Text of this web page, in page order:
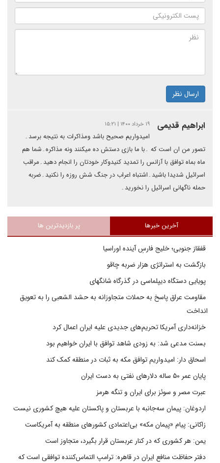
ارسال نظر
ابراهیم قدیمی ۱۹ خرداد ۱۴۰۰ | ۱۵:۲۱
امیدواریم صحیح باشد ومذاکرات به نتیجه برسد۔
تصور من ان است که ۔با ما بازی دستش ده میکنند ونه مذاکره۔شما هم
ماه بماه توافق با آزانس را تمدید کنیدوکار خودتان را انجام دهید۔مراقب
اسرائیل شدیدا باشید۔اشتباه اعراب در جنگ شش روزه را نکنید۔ضربه
حمله ناگهانی اسرائیل را نخورید۔
آخرین خبرها پر بازدیدترین ها
قفقاز جنوبی؛ خلیج فارسِ آینده اوراسیا
بازگشت به استراتژی هزار ضربه چاقو
پویایی دستگاه دیپلماسی در گذرگاه شانگهای
مقاومت عراق پاسخ به حملات متجاوزانه به حشد الشعبی را به تعویق
انداخت
خزانه‌داری آمریکا تحریم‌های جدیدی علیه ایران اعمال کرد
بسنت مدعی شد: به زودی شاهد توافق با ایران خواهیم بود
اسحاق دار: امیدواریم توافق مکه به ثبات در منطقه کمک کند
پایان عمر ۵۰ ساله دلارهای نفتی به دست ایران
عبرت مصر و سوئز برای ایران و تنگه هرمز
اردوغان: پیمان سه‌جانبه با عربستان و پاکستان علیه هیچ کشوری نیست
زاکانی: پیام «پیمان مکه» بی‌اعتمادی کشورهای منطقه به آمریکاست
یمن: هر کشوری که در کنار عربستان قرار بگیرد، متجاوز است
دفتر حفاظت منافع ایران در قاهره: ترامپ التماس‌کننده توافقی است که